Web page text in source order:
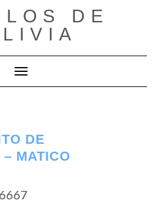
DE
Cambiar modo de navegación
DE
MATICO